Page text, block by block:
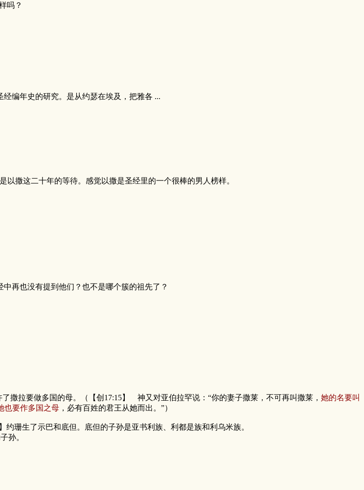
吗？
编年史的研究。是从约瑟在埃及，把雅各 ...
撒这二十年的等待。感觉以撒是圣经里的一个很棒的男人榜样。
再也没有提到他们？也不是哪个簇的祖先了？
撒拉要做多国的母。（【创17:15】 神又对亚伯拉罕说：“你的妻子撒莱，不可再叫撒莱， 她的名要叫
也要作多国之母 ，必有百姓的君王从她而出。”）
约珊生了示巴和底但。底但的子孙是亚书利族、利都是族和利乌米族。
孙。